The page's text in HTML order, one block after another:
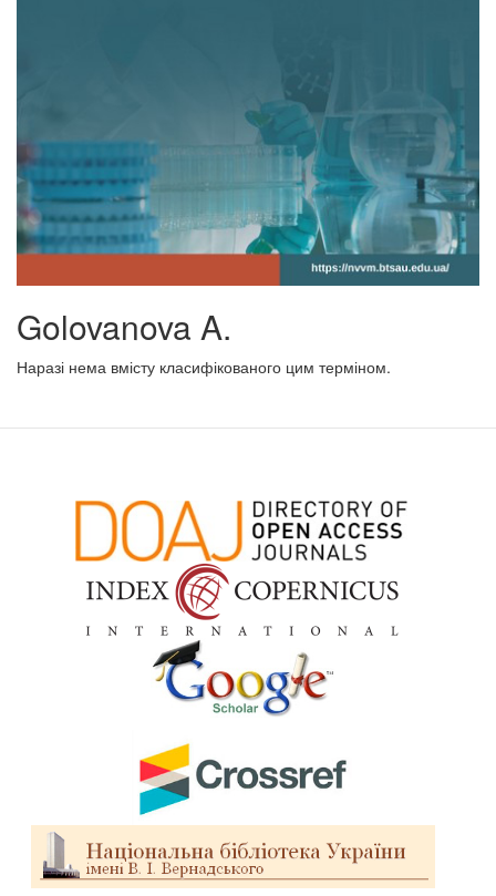
Golovanova A.
Наразі нема вмісту класифікованого цим терміном.